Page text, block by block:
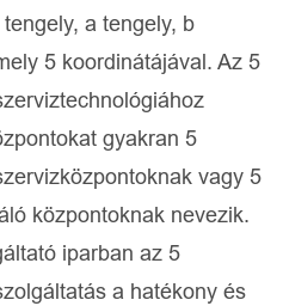
a tengely, b
5 koordinátájával. Az 5
gyakran 5
vagy 5
központoknak nevezik.
iparban az 5
a hatékony és